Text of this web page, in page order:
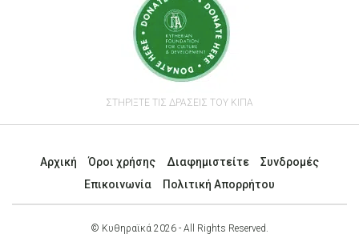
ΣΤΗΡΙΞΤΕ ΤΙΣ ΔΡΑΣΕΙΣ ΤΟΥ ΚΙΠΑ
Αρχική Όροι χρήσης Διαφημιστείτε
Συνδρομές
Επικοινωνία
Πολιτική Απορρήτου
© Κυθηραϊκά 2026 - All Rights Reserved.